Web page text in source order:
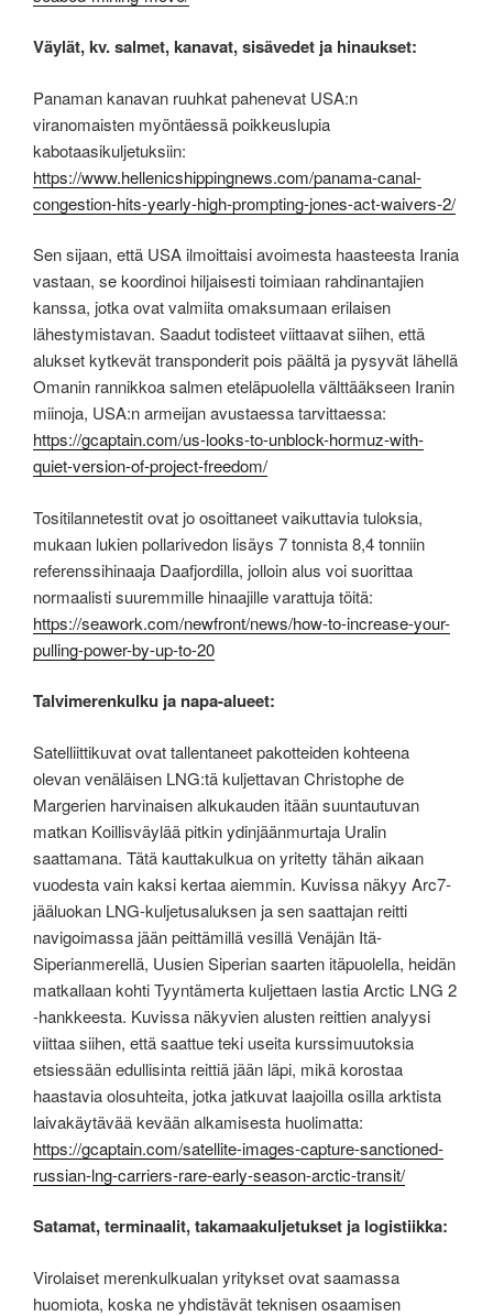
Väylät, kv. salmet, kanavat, sisävedet ja hinaukset:
Panaman kanavan ruuhkat pahenevat USA:n
viranomaisten myöntäessä poikkeuslupia
kabotaasikuljetuksiin:
https://www.hellenicshippingnews.com/panama-canal-
congestion-hits-yearly-high-prompting-jones-act-waivers-2/
Sen sijaan, että USA ilmoittaisi avoimesta haasteesta Irania
vastaan, se koordinoi hiljaisesti toimiaan rahdinantajien
kanssa, jotka ovat valmiita omaksumaan erilaisen
lähestymistavan. Saadut todisteet viittaavat siihen, että
alukset kytkevät transponderit pois päältä ja pysyvät lähellä
Omanin rannikkoa salmen eteläpuolella välttääkseen Iranin
miinoja, USA:n armeijan avustaessa tarvittaessa:
https://gcaptain.com/us-looks-to-unblock-hormuz-with-
quiet-version-of-project-freedom/
Tositilannetestit ovat jo osoittaneet vaikuttavia tuloksia,
mukaan lukien pollarivedon lisäys 7 tonnista 8,4 tonniin
referenssihinaaja Daafjordilla, jolloin alus voi suorittaa
normaalisti suuremmille hinaajille varattuja töitä:
https://seawork.com/newfront/news/how-to-increase-your-
pulling-power-by-up-to-20
Talvimerenkulku ja napa-alueet:
Satelliittikuvat ovat tallentaneet pakotteiden kohteena
olevan venäläisen LNG:tä kuljettavan Christophe de
Margerien harvinaisen alkukauden itään suuntautuvan
matkan Koillisväylää pitkin ydinjäänmurtaja Uralin
saattamana. Tätä kauttakulkua on yritetty tähän aikaan
vuodesta vain kaksi kertaa aiemmin. Kuvissa näkyy Arc7-
jääluokan LNG-kuljetusaluksen ja sen saattajan reitti
navigoimassa jään peittämillä vesillä Venäjän Itä-
Siperianmerellä, Uusien Siperian saarten itäpuolella, heidän
matkallaan kohti Tyyntämerta kuljettaen lastia Arctic LNG 2
-hankkeesta. Kuvissa näkyvien alusten reittien analyysi
viittaa siihen, että saattue teki useita kurssimuutoksia
etsiessään edullisinta reittiä jään läpi, mikä korostaa
haastavia olosuhteita, jotka jatkuvat laajoilla osilla arktista
laivakäytävää kevään alkamisesta huolimatta:
https://gcaptain.com/satellite-images-capture-sanctioned-
russian-lng-carriers-rare-early-season-arctic-transit/
Satamat, terminaalit, takamaakuljetukset ja logistiikka:
Virolaiset merenkulkualan yritykset ovat saamassa
huomiota, koska ne yhdistävät teknisen osaamisen